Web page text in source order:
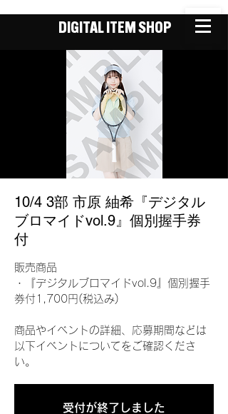
DIGITAL ITEM SHOP
10/4 3部 市原 紬希『デジタル
ブロマイドvol.9』個別握手券
付
販売商品
・『デジタルブロマイドvol.9』個別握手
券付1,700円(税込み)
商品やイベントの詳細、応募期間などは
以下イベントについてをご確認くださ
い。
受付が終了しました